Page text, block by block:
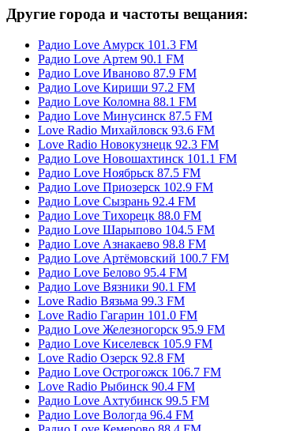
Другие города и частоты вещания:
Радио Love Амурск 101.3 FM
Радио Love Артем 90.1 FM
Радио Love Иваново 87.9 FM
Радио Love Кириши 97.2 FM
Радио Love Коломна 88.1 FM
Радио Love Минусинск 87.5 FM
Love Radio Михайловск 93.6 FM
Love Radio Новокузнецк 92.3 FM
Радио Love Новошахтинск 101.1 FM
Радио Love Ноябрьск 87.5 FM
Радио Love Приозерск 102.9 FM
Радио Love Сызрань 92.4 FM
Радио Love Тихорецк 88.0 FM
Радио Love Шарыпово 104.5 FM
Радио Love Азнакаево 98.8 FM
Радио Love Артёмовский 100.7 FM
Радио Love Белово 95.4 FM
Радио Love Вязники 90.1 FM
Love Radio Вязьма 99.3 FM
Love Radio Гагарин 101.0 FM
Радио Love Железногорск 95.9 FM
Радио Love Киселевск 105.9 FM
Love Radio Озерск 92.8 FM
Радио Love Острогожск 106.7 FM
Love Radio Рыбинск 90.4 FM
Радио Love Ахтубинск 99.5 FM
Радио Love Вологда 96.4 FM